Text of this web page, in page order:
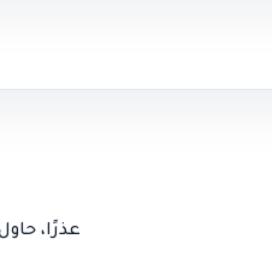
عذرًا،